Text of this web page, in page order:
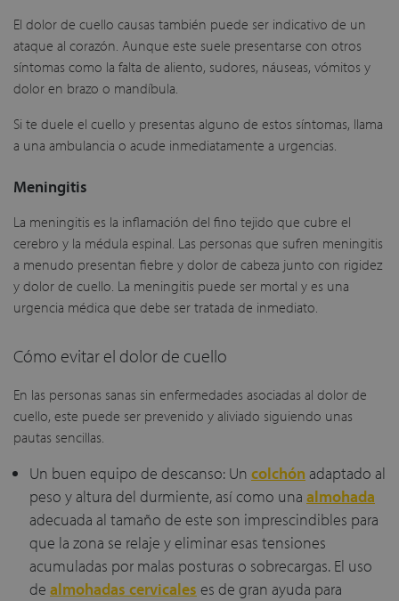
El dolor de cuello causas también puede ser indicativo de un
ataque al corazón. Aunque este suele presentarse con otros
síntomas como la falta de aliento, sudores, náuseas, vómitos y
dolor en brazo o mandíbula.
Si te duele el cuello y presentas alguno de estos síntomas, llama
a una ambulancia o acude inmediatamente a urgencias.
Meningitis
La meningitis es la inflamación del fino tejido que cubre el
cerebro y la médula espinal. Las personas que sufren meningitis
a menudo presentan fiebre y dolor de cabeza junto con rigidez
y dolor de cuello. La meningitis puede ser mortal y es una
urgencia médica que debe ser tratada de inmediato.
Cómo evitar el dolor de cuello
En las personas sanas sin enfermedades asociadas al dolor de
cuello, este puede ser prevenido y aliviado siguiendo unas
pautas sencillas.
Un buen equipo de descanso: Un colchón adaptado al
peso y altura del durmiente, así como una almohada
adecuada al tamaño de este son imprescindibles para
que la zona se relaje y eliminar esas tensiones
acumuladas por malas posturas o sobrecargas. El uso
de almohadas cervicales es de gran ayuda para